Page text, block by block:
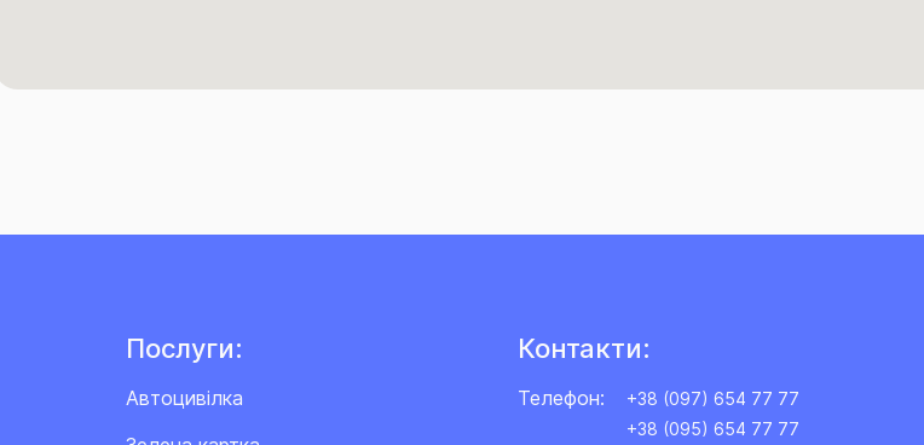
Послуги:
Автоцивілка
Контакти:
Телефон:
+38 (097) 654 77 77
+38 (095) 654 77 77